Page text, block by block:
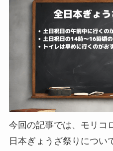
今回の記事では、モリコ
日本ぎょうざ祭りについ